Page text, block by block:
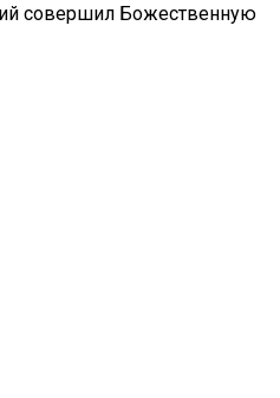
совершил Божественную